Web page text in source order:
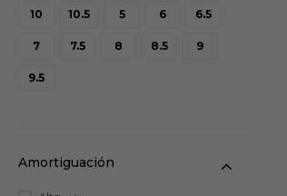
10 10.5 5 6 6.5
7 7.5 8 8.5 9
9.5
Amortiguación